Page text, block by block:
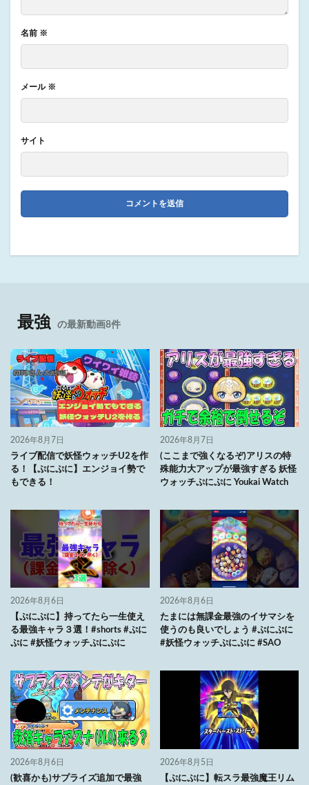
名前 ※
メール ※
サイト
最強 の最新動画8件
2026年8月7日
ライブ配信で妖怪ウォッチU2を作
る！【ぷにぷに】エンジョイ勢で
もできる！
2026年8月7日
(ここまで強くなるぞ)アリスの特
殊能力大アップが最強すぎる 妖怪
ウォッチぷにぷに Youkai Watch
2026年8月6日
【ぷにぷに】持ってたら一生使え
る最強キャラ３選！#shorts #ぷに
ぷに #妖怪ウォッチぷにぷに
2026年8月6日
たまには無課金最強のイサマシを
使うのも良いでしょう #ぷにぷに
#妖怪ウォッチぷにぷに #SAO
2026年8月6日
(歓喜かも)サプライズ追加で最強
2026年8月5日
【ぷにぷに】転スラ最強魔王リム